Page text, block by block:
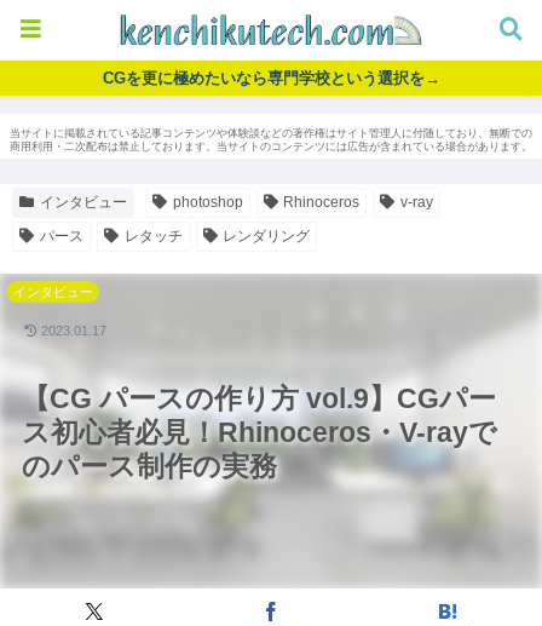
CGを更に極めたいなら専門学校という選択を→
当サイトに掲載されている記事コンテンツや体験談などの著作権はサイト管理人に付随しており、無断での
商用利用・二次配布は禁止しております。当サイトのコンテンツには広告が含まれている場合があります。
インタビュー photoshop Rhinoceros
v-ray
パース
レタッチ レンダリング
【CG パースの作り方 vol.9】CGパー
ス初心者必見！Rhinoceros・V-rayで
のパース制作の実務
インタビュー
2023.01.17